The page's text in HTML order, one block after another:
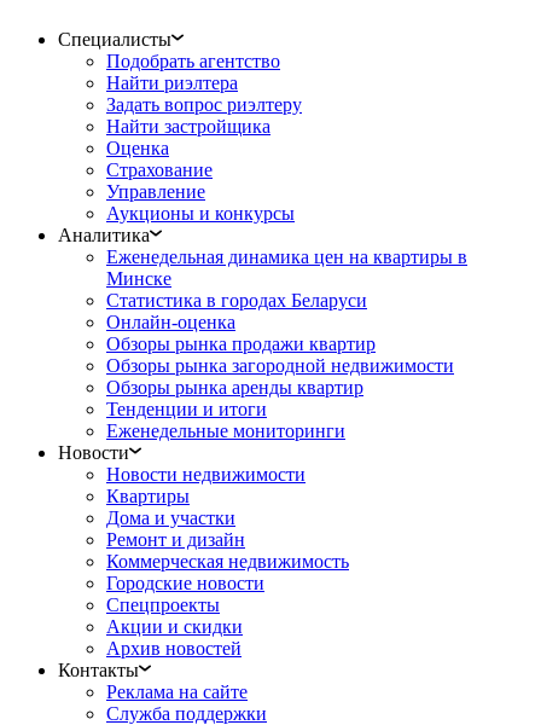
Специалисты
Подобрать агентство
Найти риэлтера
Задать вопрос риэлтеру
Найти застройщика
Оценка
Страхование
Управление
Аукционы и конкурсы
Аналитика
Еженедельная динамика цен на квартиры в
Минске
Статистика в городах Беларуси
Онлайн-оценка
Обзоры рынка продажи квартир
Обзоры рынка загородной недвижимости
Обзоры рынка аренды квартир
Тенденции и итоги
Еженедельные мониторинги
Новости
Новости недвижимости
Квартиры
Дома и участки
Ремонт и дизайн
Коммерческая недвижимость
Городские новости
Спецпроекты
Акции и скидки
Архив новостей
Контакты
Реклама на сайте
Служба поддержки